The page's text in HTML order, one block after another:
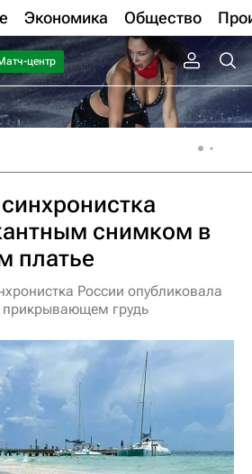
Экономика Общество
центр
снимком в
платье
России опубликовала
прикрывающем грудь